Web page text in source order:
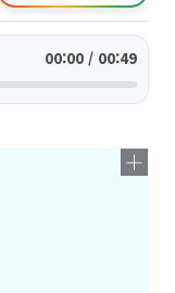
00:00 / 00:49